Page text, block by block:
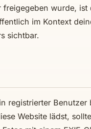
freigegeben wurde, ist
im Kontext
sichtbar.
registrierter Benutzer
Website lädst,